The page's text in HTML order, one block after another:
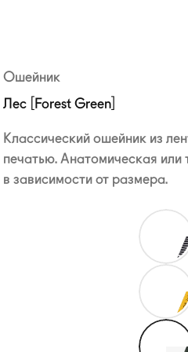
Ошейник
Лес [Forest Green]
Классический ошейник из
печатью. Анатомическая или
в зависимости от размера.